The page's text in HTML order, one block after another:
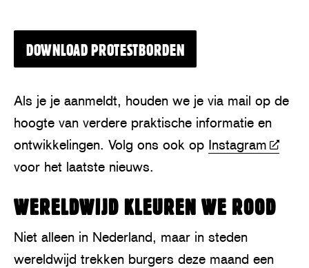
DOWNLOAD PROTESTBORDEN
Als je je aanmeldt, houden we je via mail op de
hoogte van verdere praktische informatie en
ontwikkelingen. Volg ons ook op Instagram
voor het laatste nieuws.
WERELDWIJD KLEUREN WE ROOD
Niet alleen in Nederland, maar in steden
wereldwijd trekken burgers deze maand een